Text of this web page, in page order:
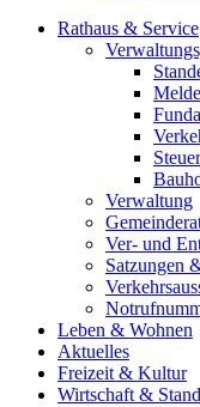
Rathaus & Service
Verwaltung
Ver- und
Satzungen
Leben & Wohnen
Aktuelles
Freizeit & Kultur
Wirtschaft &